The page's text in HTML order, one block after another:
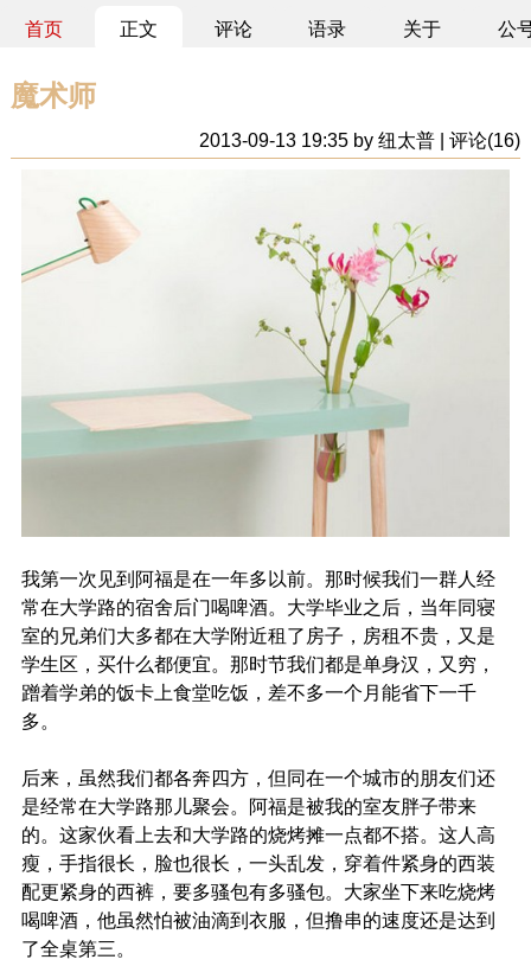
首页 正文 评论 语录 关于 公
魔术师
2013-09-13 19:35 by 纽太普 | 评论(16)
我第一次见到阿福是在一年多以前。那时候我们一群人经
常在大学路的宿舍后门喝啤酒。大学毕业之后，当年同寝
室的兄弟们大多都在大学附近租了房子，房租不贵，又是
学生区，买什么都便宜。那时节我们都是单身汉，又穷，
蹭着学弟的饭卡上食堂吃饭，差不多一个月能省下一千
多。
后来，虽然我们都各奔四方，但同在一个城市的朋友们还
是经常在大学路那儿聚会。阿福是被我的室友胖子带来
的。这家伙看上去和大学路的烧烤摊一点都不搭。这人高
瘦，手指很长，脸也很长，一头乱发，穿着件紧身的西装
配更紧身的西裤，要多骚包有多骚包。大家坐下来吃烧烤
喝啤酒，他虽然怕被油滴到衣服，但撸串的速度还是达到
了全桌第三。